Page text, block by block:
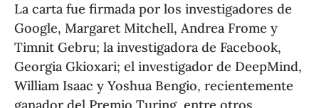
La carta fue firmada por los investigadores de
Google, Margaret Mitchell, Andrea Frome y
Timnit Gebru; la investigadora de Facebook,
Georgia Gkioxari; el investigador de DeepMind,
William Isaac y Yoshua Bengio, recientemente